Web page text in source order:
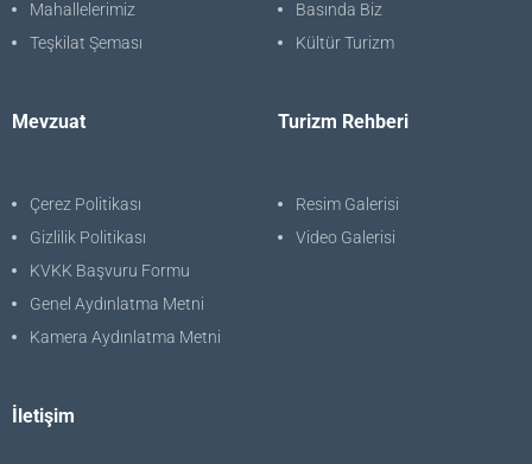
Mahallelerimiz
Teşkilat Şeması
Basında Biz
Kültür Turizm
Mevzuat
Çerez Politikası
Gizlilik Politikası
KVKK Başvuru Formu
Genel Aydınlatma Metni
Kamera Aydınlatma Metni
Turizm Rehberi
Resim Galerisi
Video Galerisi
İletişim